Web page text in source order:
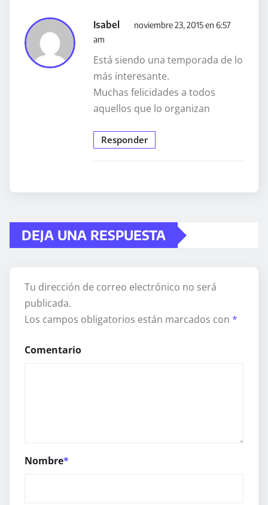
Isabel
noviembre 23, 2015 en 6:57
am
Está siendo una temporada de lo
más interesante.
Muchas felicidades a todos
aquellos que lo organizan
Responder
DEJA UNA RESPUESTA
Tu dirección de correo electrónico no será
publicada.
Los campos obligatorios están marcados con *
Comentario
Nombre*